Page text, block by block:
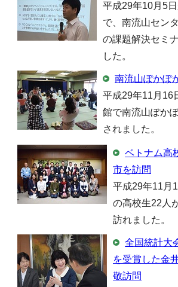
平成29年10月5
で、南流山セン
の課題解決セミ
した。
南流山ぽかぽ
平成29年11月16
館で南流山ぽか
されました。
ベトナム高
市を訪問
平成29年11月
の高校生22人
訪れました。
全国統計大
を受賞した金
敬訪問